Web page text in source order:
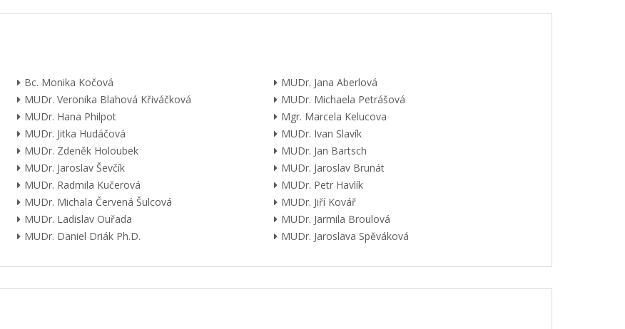
Bc. Monika Kočová
MUDr. Jana Aberlová
MUDr. Veronika Blahová Křiváčková
MUDr. Michaela Petrášová
MUDr. Hana Philpot
Mgr. Marcela Kelucova
MUDr. Jitka Hudáčová
MUDr. Ivan Slavík
MUDr. Zdeněk Holoubek
MUDr. Jan Bartsch
MUDr. Jaroslav Ševčík
MUDr. Jaroslav Brunát
MUDr. Radmila Kučerová
MUDr. Petr Havlík
MUDr. Michala Červená Šulcová
MUDr. Jiří Kovář
MUDr. Ladislav Ouřada
MUDr. Jarmila Broulová
MUDr. Daniel Driák Ph.D. MUDr. Jaroslava Spěváková